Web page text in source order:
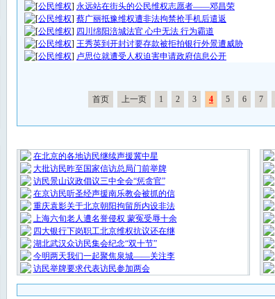
[公民维权] 永远站在街头的公民维权志愿者——邓昌荣
[公民维权] 蔡广丽抵豫维权遭非法拘禁抢手机后遣返
[公民维权] 四川绵阳涪城法官 心中无法 行为霸道
[公民维权] 王秀英到开封讨要存款被拒拍银行外景遭威胁
[公民维权] 卢思位就遭受人权迫害申请政府信息公开
首页 上一页 1 2 3 4 5 6 7
在北京的各地访民继续声援冀中星
大批访民昨至国家信访总局门前举牌
访民景山议政倡议三中全会“惩贪官”
在京访民听圣经声援南乐教会被抓的信
重庆袁影关于北京朝阳拘留所内设非法
上海六旬老人遭名誉侵权 蒙冤受辱十余
四大银行下岗职工北京维权抗议还在继
湖北武汉众访民集会纪念“双十节”
今明两天我们一起聚焦泉城——关注李
访民举牌要求代表访民参加两会